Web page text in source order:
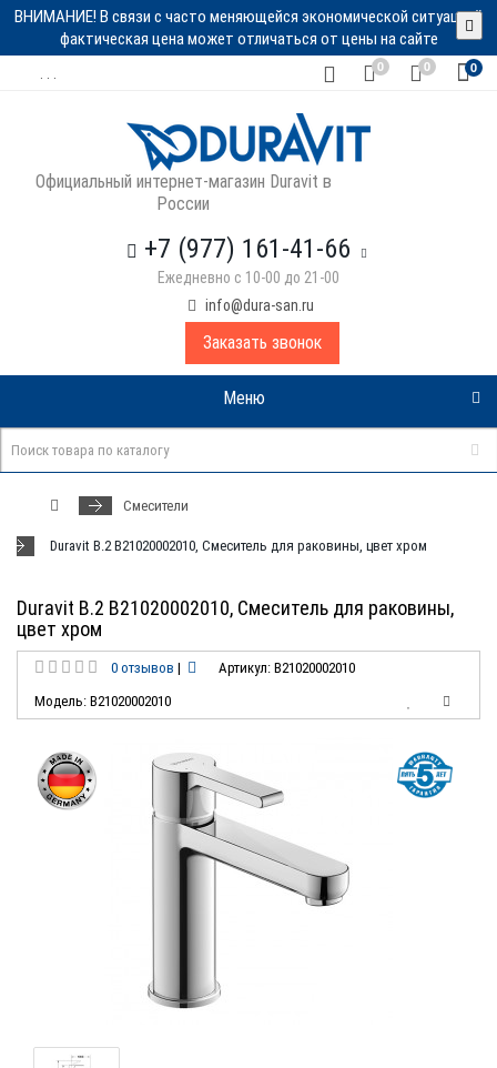
ВНИМАНИЕ! В связи с часто меняющейся экономической ситуацией
фактическая цена может отличаться от цены на сайте
0 0 0
Официальный интернет-магазин Duravit в
России
+7 (977) 161-41-66
Ежедневно с 10-00 до 21-00
info@dura-san.ru
Заказать звонок
Меню
Смесители
Duravit B.2 B21020002010, Смеситель для раковины, цвет хром
Duravit B.2 B21020002010, Смеситель для раковины,
цвет хром
0 отзывов |
Артикул: B21020002010
Модель: B21020002010